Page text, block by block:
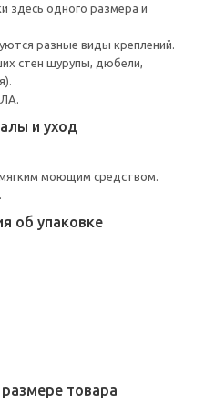
здесь одного размера и
разные виды креплений.
стен шурупы, дюбели,
и уход
моющим средством.
об упаковке
товара